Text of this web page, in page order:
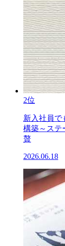
2位
新入社員で
構築～ステ
贅
2026.06.18